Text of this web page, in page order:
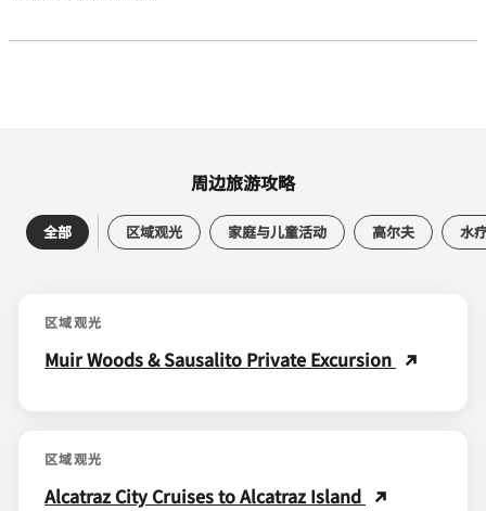
周边旅游攻略
全部 区域观光 家庭与儿童活动 高尔夫 水
区域观光
Muir Woods & Sausalito Private Excursion
区域观光
Alcatraz City Cruises to Alcatraz Island